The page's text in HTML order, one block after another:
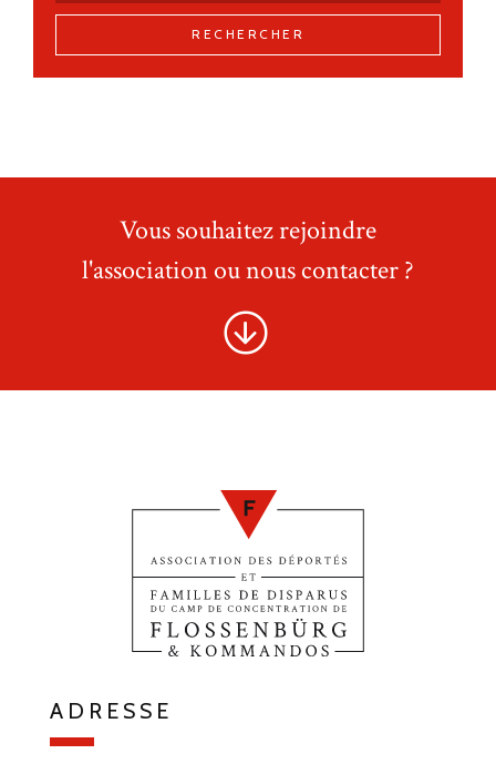
RECHERCHER
Vous souhaitez rejoindre
l'association ou nous contacter ?
ADRESSE